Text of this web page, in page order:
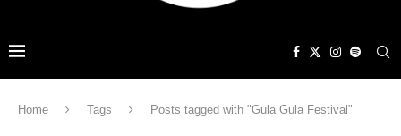
Home Tags Posts tagged with "Gula Gula Festival"